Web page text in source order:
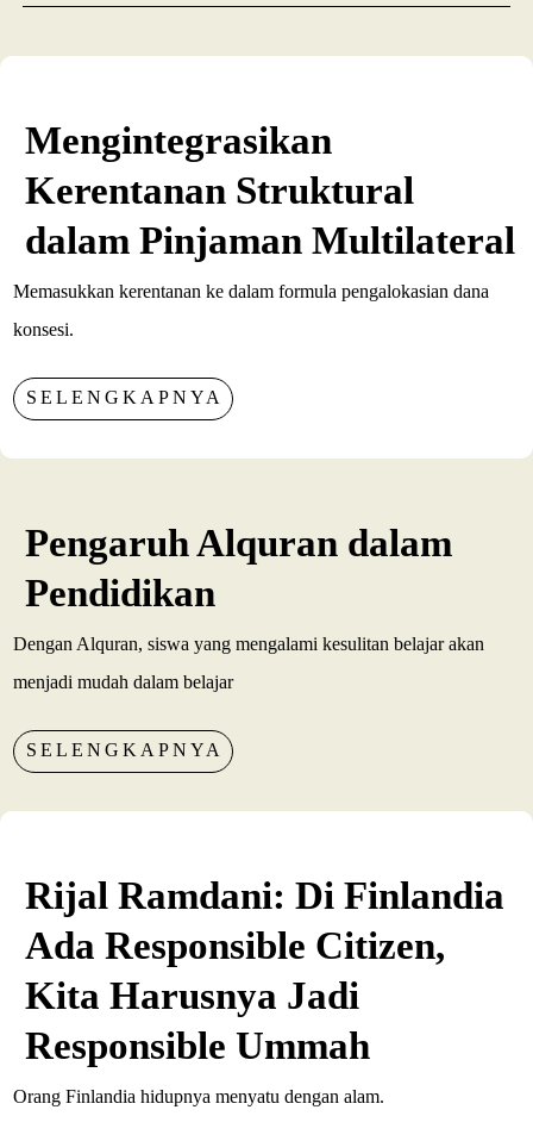
Mengintegrasikan
Kerentanan Struktural
dalam Pinjaman Multilateral
Memasukkan kerentanan ke dalam formula pengalokasian dana
konsesi.
SELENGKAPNYA
Pengaruh Alquran dalam
Pendidikan
Dengan Alquran, siswa yang mengalami kesulitan belajar akan
menjadi mudah dalam belajar
SELENGKAPNYA
Rijal Ramdani: Di Finlandia
Ada Responsible Citizen,
Kita Harusnya Jadi
Responsible Ummah
Orang Finlandia hidupnya menyatu dengan alam.